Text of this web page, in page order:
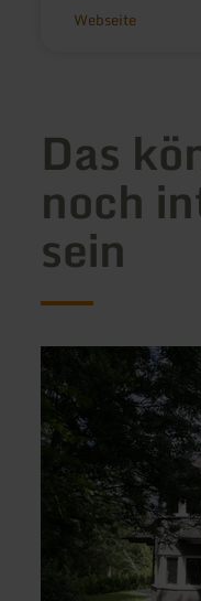
Webseite
Das
noch
sein
mehr
erfahren
zu:
Vulkan
Villa